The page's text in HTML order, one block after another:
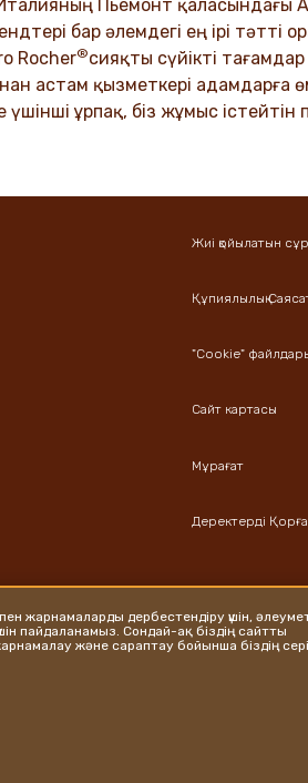
DISCOVER MORE
Пьемонт қаласындағы
бар әлемдегі ең ірі тәтті
Rocher®сияқты сүйікті
астам қызметкері адамдарға
үшінші ұрпақ, біз жұмыс
Жиі қойылатын
Құпиялылық
"Cookie"
Сайт картасы
Мұрағат
Деректерді
жарнамаларды дербестендіру үшін,
пайдаланамыз. Сондай-ақ біздің сайтты
және сараптау бойынша біздің